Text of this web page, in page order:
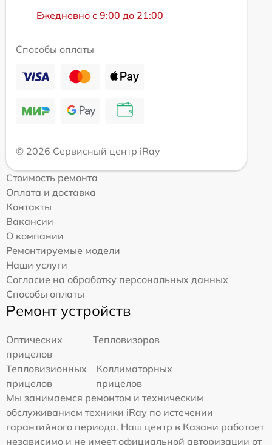
Ежедневно с 9:00 до 21:00
Способы оплаты
© 2026 Сервисный центр iRay
Стоимость ремонта
Оплата и доставка
Контакты
Вакансии
О компании
Ремонтируемые модели
Наши услуги
Согласие на обработку персональных данных
Способы оплаты
Ремонт устройств
Оптических
прицелов
Тепловизоров
Тепловизионных
прицелов
Коллиматорных
прицелов
Мы занимаемся ремонтом и техническим
обслуживанием техники iRay по истечении
гарантийного периода. Наш центр в Казани работает
независимо и не имеет официальной авторизации от